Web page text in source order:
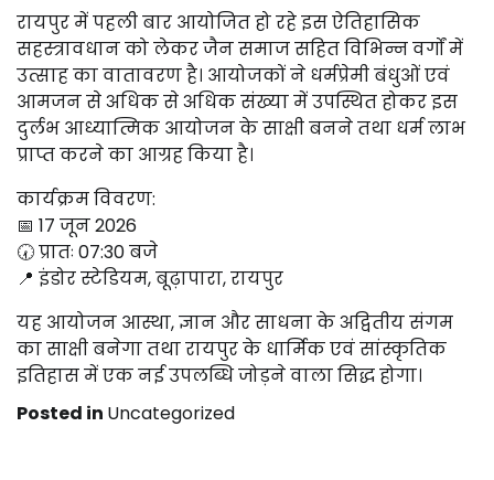
रायपुर में पहली बार आयोजित हो रहे इस ऐतिहासिक
सहस्त्रावधान को लेकर जैन समाज सहित विभिन्न वर्गों में
उत्साह का वातावरण है। आयोजकों ने धर्मप्रेमी बंधुओं एवं
आमजन से अधिक से अधिक संख्या में उपस्थित होकर इस
दुर्लभ आध्यात्मिक आयोजन के साक्षी बनने तथा धर्म लाभ
प्राप्त करने का आग्रह किया है।
कार्यक्रम विवरण:
📅 17 जून 2026
🕢 प्रातः 07:30 बजे
📍 इंडोर स्टेडियम, बूढ़ापारा, रायपुर
यह आयोजन आस्था, ज्ञान और साधना के अद्वितीय संगम
का साक्षी बनेगा तथा रायपुर के धार्मिक एवं सांस्कृतिक
इतिहास में एक नई उपलब्धि जोड़ने वाला सिद्ध होगा।
Posted in Uncategorized